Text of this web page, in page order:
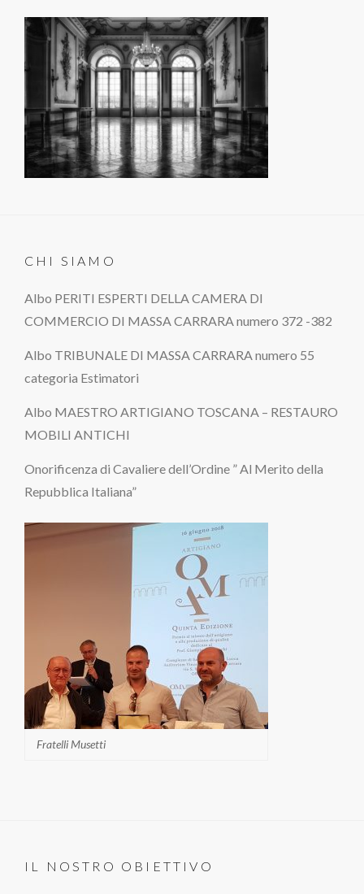
CHI SIAMO
Albo PERITI ESPERTI DELLA CAMERA DI
COMMERCIO DI MASSA CARRARA numero 372 -382
Albo TRIBUNALE DI MASSA CARRARA numero 55
categoria Estimatori
Albo MAESTRO ARTIGIANO TOSCANA – RESTAURO
MOBILI ANTICHI
Onorificenza di Cavaliere dell’Ordine ” Al Merito della
Repubblica Italiana”
Fratelli Musetti
IL NOSTRO OBIETTIVO